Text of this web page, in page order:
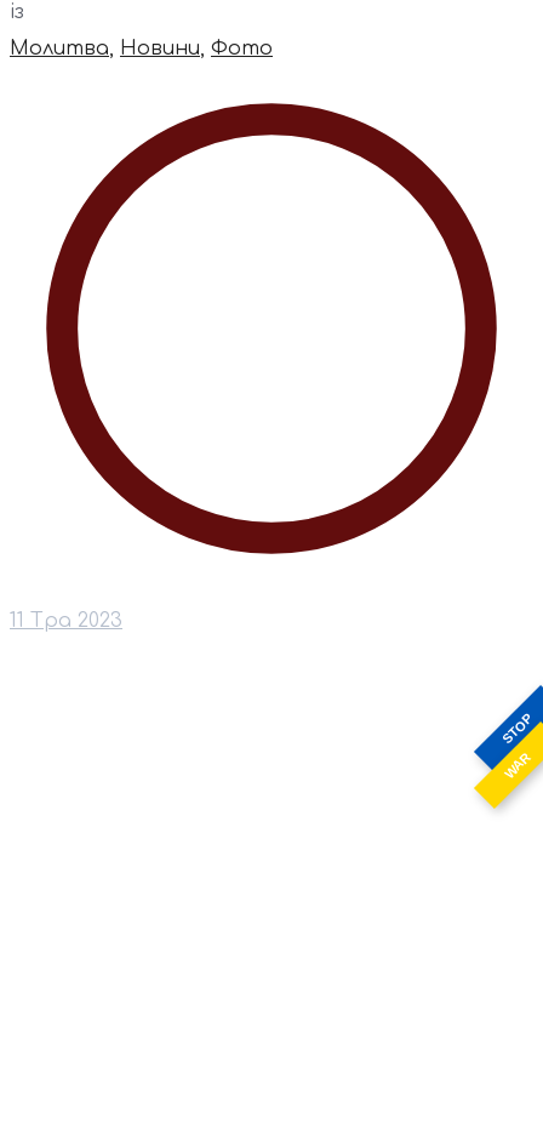
STOP
WAR
із
Молитва, Новини, Фото
11 Тра 2023